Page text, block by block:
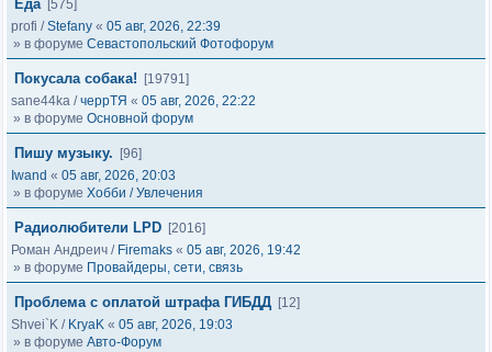
Еда [575]
profi /Stefany « 05 авг, 2026, 22:39
» в форуме Севастопольский Фотофорум
Покусала собака!
[19791]
sane44ka /черрТЯ « 05 авг, 2026, 22:22
» в форуме Основной форум
Пишу музыку.
[96]
Iwand « 05 авг, 2026, 20:03
» в форуме Хобби / Увлечения
Радиолюбители LPD [2016]
Роман Андреич / Firemaks « 05 авг, 2026, 19:42
» в форуме Провайдеры, сети, связь
Проблема с оплатой штрафа ГИБДД [12]
Shvei`K / KryaK « 05 авг, 2026, 19:03
» в форуме Авто-Форум